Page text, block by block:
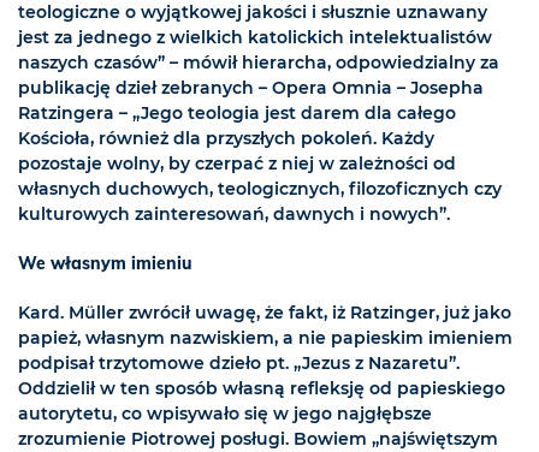
teologiczne o wyjątkowej jakości i słusznie uznawany
jest za jednego z wielkich katolickich intelektualistów
naszych czasów” – mówił hierarcha, odpowiedzialny za
publikację dzieł zebranych – Opera Omnia – Josepha
Ratzingera – „Jego teologia jest darem dla całego
Kościoła, również dla przyszłych pokoleń. Każdy
pozostaje wolny, by czerpać z niej w zależności od
własnych duchowych, teologicznych, filozoficznych czy
kulturowych zainteresowań, dawnych i nowych”.
We własnym imieniu
Kard. Müller zwrócił uwagę, że fakt, iż Ratzinger, już jako
papież, własnym nazwiskiem, a nie papieskim imieniem
podpisał trzytomowe dzieło pt. „Jezus z Nazaretu”.
Oddzielił w ten sposób własną refleksję od papieskiego
autorytetu, co wpisywało się w jego najgłębsze
zrozumienie Piotrowej posługi. Bowiem „najświętszym